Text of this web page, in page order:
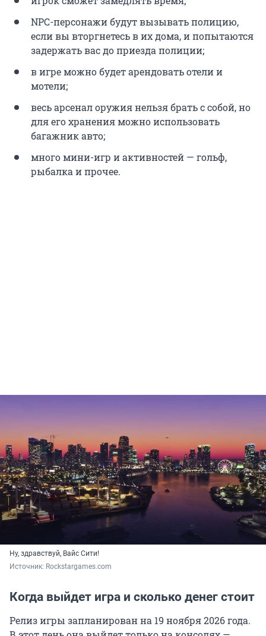
NPC-персонажи будут вызывать полицию,
если вы вторгнетесь в их дома, и попытаются
задержать вас до приезда полиции;
в игре можно будет арендовать отели и
мотели;
весь арсенал оружия нельзя брать с собой, но
для его хранения можно использовать
багажник авто;
много мини-игр и активностей — гольф,
рыбалка и прочее.
Ну, здравствуй, Вайс Сити!
Источник: Rockstargames.com
Когда выйдет игра и сколько денег стоит
Релиз игры запланирован на 19 ноября 2026 года.